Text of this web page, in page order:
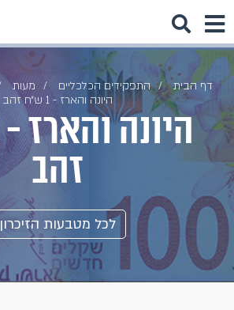
דף הבית התפקידים הכלכליים מעות
היונה והארז - 1 ש״ח זהב
זהב
לכל מטבעות הזיכרון